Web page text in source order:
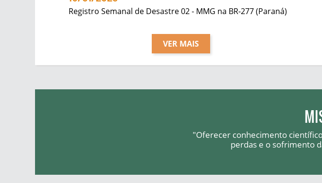
Registro Semanal de Desastre 02 - MMG na BR-277 (Paraná)
VER MAIS
"Oferecer conhecimento
perdas e o sofrimento